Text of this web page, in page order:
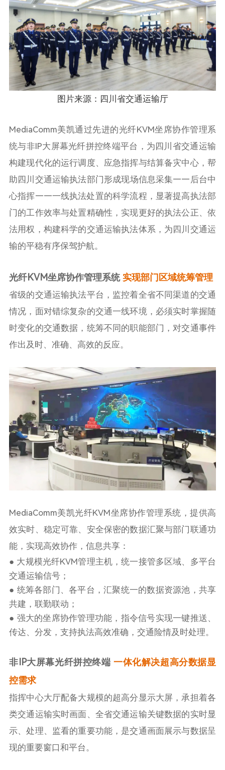
图片来源：四川省交通运输厅
MediaComm美凯通过先进的光纤KVM坐席协作管理系
统与非IP大屏幕光纤拼控终端平台，为四川省交通运输
构建现代化的运行调度、应急指挥与结算备灾中心，帮
助四川交通运输执法部门形成现场信息采集——后台中
心指挥——一线执法处置的科学流程，显著提高执法部
门的工作效率与处置精确性，实现更好的执法公正、依
法用权，构建科学的交通运输执法体系，为四川交通运
输的平稳有序保驾护航。
光纤KVM坐席协作管理系统 实现部门区域统筹管理
省级的交通运输执法平台，监控着全省不同渠道的交通
情况，面对错综复杂的交通一线环境，必须实时掌握随
时变化的交通数据，统筹不同的职能部门，对交通事件
作出及时、准确、高效的反应。
MediaComm美凯光纤KVM坐席协作管理系统，提供高
效实时、稳定可靠、安全保密的数据汇聚与部门联通功
能，实现高效协作，信息共享：
● 大规模光纤KVM管理主机，统一接管多区域、多平台
交通运输信号；
● 统筹各部门、各平台，汇聚统一的数据资源池，共享
共建，联勤联动；
● 强大的坐席协作管理功能，指令信号实现一键推送、
传达、分发，支持执法高效准确，交通险情及时处理。
非IP大屏幕光纤拼控终端一体化解决超高分数据显
控需求
指挥中心大厅配备大规模的超高分显示大屏，承担着各
类交通运输实时画面、全省交通运输关键数据的实时显
示、处理、监看的重要功能，是交通画面展示与数据呈
现的重要窗口和平台。